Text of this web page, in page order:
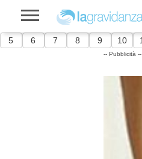
5 6 7 8 9 10
-- Pubblicità --